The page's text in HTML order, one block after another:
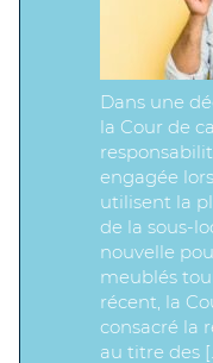
Dans une
la Cour de
engagée
utilisent la
de la sous-
nouvelle
meublés
récent, la
consacré la
au titre des